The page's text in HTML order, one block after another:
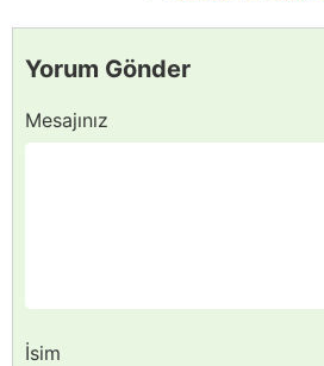
Yorum Gönder
Mesajınız
İsim